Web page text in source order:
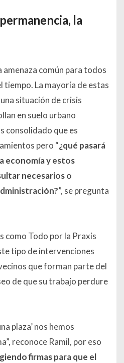
la
amenaza común para todos
tiempo. La mayoría de estas
situación de crisis
en suelo urbano
consolidado que es
pero “¿qué pasará
economía y estos
necesarios o
”, se pregunta
como Todo por la Praxis
tipo de intervenciones
que forman parte del
de que su trabajo perdure
plaza’ nos hemos
reconoce Ramil, por eso
firmas para que el